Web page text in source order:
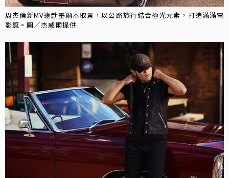
周杰倫新MV遠赴墨爾本取景，以公路旅行結合極光元素，打造滿滿電
影感。圖／杰威爾提供